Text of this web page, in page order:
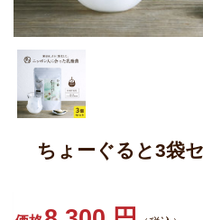
ちょーぐると3袋